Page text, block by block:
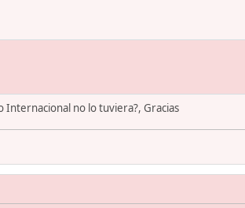
Internacional no lo tuviera?, Gracias